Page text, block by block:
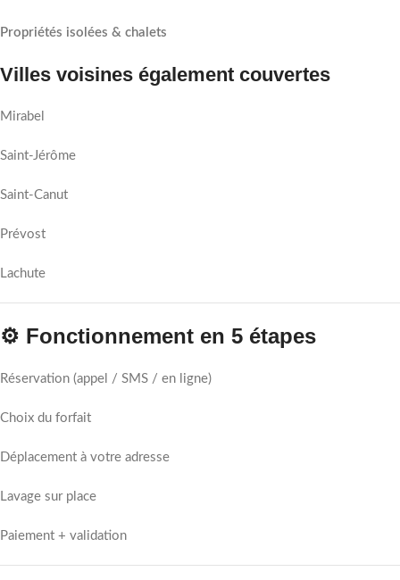
Propriétés isolées & chalets
Villes voisines également couvertes
Mirabel
Saint-Jérôme
Saint-Canut
Prévost
Lachute
⚙️ Fonctionnement en 5 étapes
Réservation (appel / SMS / en ligne)
Choix du forfait
Déplacement à votre adresse
Lavage sur place
Paiement + validation